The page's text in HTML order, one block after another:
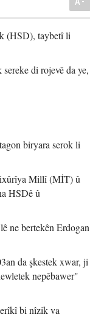
(HSD), taybetî li
di rojevê da ye,
biryara serok li
Millî (MİT) û
HSDê û
ne bertekên Erdogan
da şkestek xwar, ji
nepêbawer"
bi nîzik va